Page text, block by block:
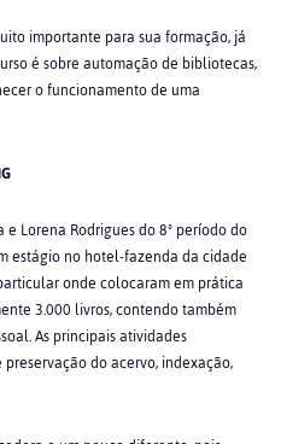
importante para sua formação, já
é sobre automação de bibliotecas,
o funcionamento de uma
Lorena Rodrigues do 8º período do
estágio no hotel-fazenda da cidade
onde colocaram em prática
3.000 livros, contendo também
As principais atividades
do acervo, indexação,